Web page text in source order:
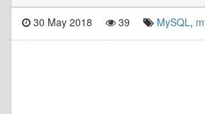
30 May 2018 39 MySQL,